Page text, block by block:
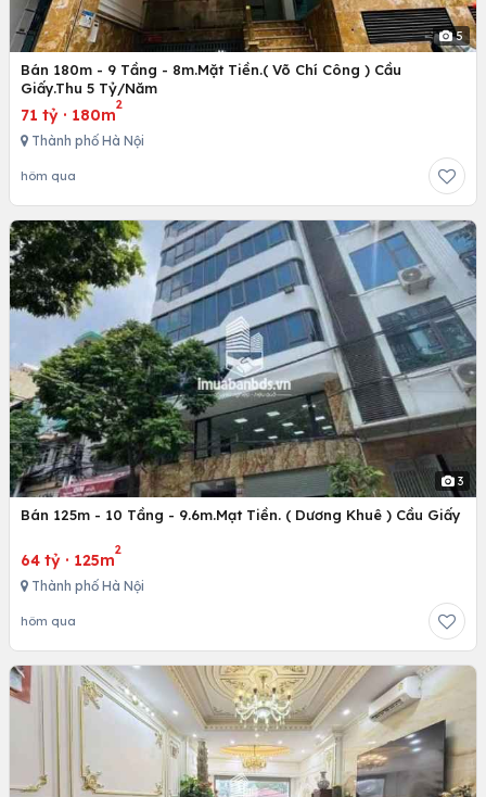
5
Bán 180m - 9 Tầng - 8m.Mặt Tiền.( Võ Chí Công ) Cầu
Giấy.Thu 5 Tỷ/Năm
71 tỷ · 180m
2
Thành phố Hà Nội
hôm qua
3
Bán 125m - 10 Tầng - 9.6m.Mạt Tiền. ( Dương Khuê ) Cầu Giấy
64 tỷ · 125m
2
Thành phố Hà Nội
hôm qua